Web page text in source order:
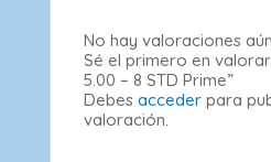
No hay valoraciones
Sé el primero en valorar
5.00 – 8 STD Prime”
Debes accederpara
valoración.